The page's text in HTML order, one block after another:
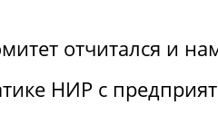
отчитался и
НИР с